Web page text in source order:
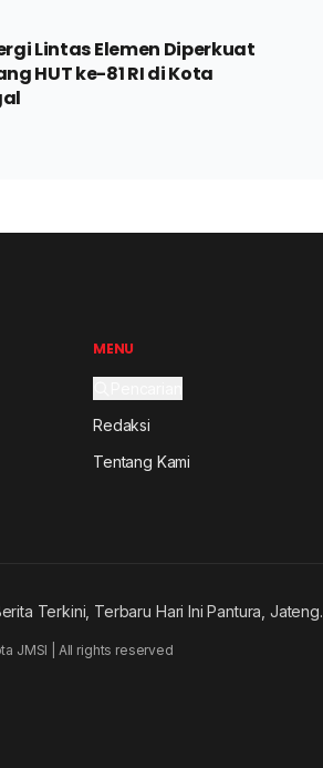
Lintas Elemen Diperkuat
HUT ke-81 RI di Kota
MENU
Redaksi
Tentang Kami
Terkini, Terbaru Hari Ini Pantura, Jateng.
JMSI | All rights reserved